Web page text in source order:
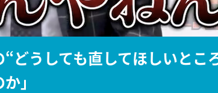
どうしても直してほしいとこ
」